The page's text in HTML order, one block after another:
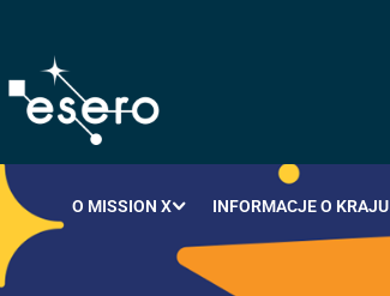
O MISSION X INFORMACJE O KRAJU